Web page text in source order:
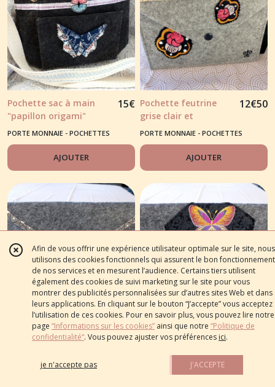
Pochette sac à main
"papillon origami"
15€
PORTE MONNAIE - POCHETTES
BRODÉES
AJOUTER
Pochette feutrine
grise clair et
Emblèmes japonaises
12€50
PORTE MONNAIE - POCHETTES
BRODÉES
AJOUTER
Pochette feutrine,
ornée emblême
12€50 Pochette Feutrine
grise, ornée d'un joli
12€
PORTE MONNAIE - POCHETTES
AJOUTER
Afin de vous offrir une expérience utilisateur optimale sur le site, nous
utilisons des cookies fonctionnels qui assurent le bon fonctionnement
de nos services et en mesurent l’audience. Certains tiers utilisent
également des cookies de suivi marketing sur le site pour vous
montrer des publicités personnalisées sur d’autres sites Web et dans
leurs applications. En cliquant sur le bouton “J’accepte” vous acceptez
l’utilisation de ces cookies. Pour en savoir plus, vous pouvez lire notre
page “Informations sur les cookies” ainsi que notre “Politique de
confidentialité“. Vous pouvez ajuster vos préférences ici.
je n'accepte pas J'ACCEPTE